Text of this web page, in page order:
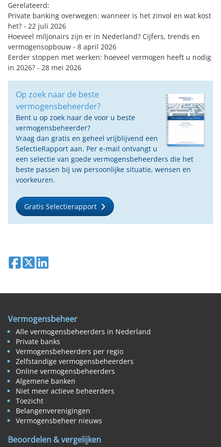
Gerelateerd:
Private banking overwegen: wanneer is het zinvol en wat kost
het? - 22 juli 2026
Hoeveel miljonairs zijn er in Nederland? Cijfers, trends en
vermogensopbouw - 8 april 2026
Eerder stoppen met werken: hoeveel vermogen heeft u nodig
in 2026? - 28 mei 2026
Op zoek naar de beste
vermogensbeheerder?
Bent u op zoek naar de voor u beste
vermogensbeheerder?
Vraag dan gratis en geheel vrijblijvend een
SelectieRapport aan. Per e-mail ontvangt u
een selectie van goede vermogensbeheerders die het
beste passen bij uw persoonlijke situatie, wensen en
voorkeuren.
Gratis Selectierapport
Deel op Facebook
Deel op XDeel op LinkedIn
Vermogensbeheer
Alle vermogensbeheerders in Nederland
Private banks
Vermogensbeheerders per regio
Zelfstandige vermogensbeheerders
Online vermogensbeheerders
Algemene banken
Niet meer actieve beheerders
Toezicht
Belangenverenigingen
Vermogensbeheer nieuws
Beoordelen & vergelijken